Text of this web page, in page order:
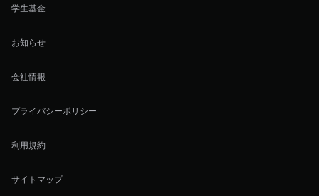
学生基金
お知らせ
会社情報
プライバシーポリシー
利用規約
サイトマップ